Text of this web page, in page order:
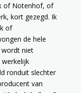
of Notenhof, of
kort gezegd. Ik
of
de hele
wordt niet
ronduit slechter
van